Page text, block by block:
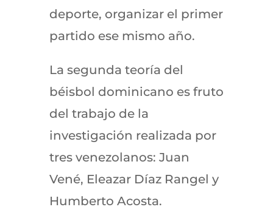
deporte, organizar el primer
partido ese mismo año.
La segunda teoría del
béisbol dominicano es fruto
del trabajo de la
investigación realizada por
tres venezolanos: Juan
Vené, Eleazar Díaz Rangel y
Humberto Acosta.